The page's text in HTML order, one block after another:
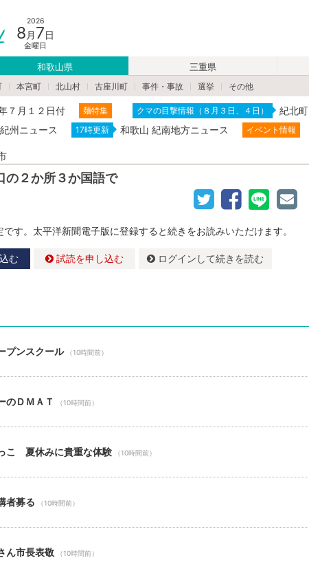
2026
8 月 7日
金曜日
和歌山県 三重県
本宮町 北山村 古座川町 事件・事故 選挙 その他
７月１２日付 麺特集 クマの目撃情報（８月３日、４日） 紀北町
州ニュース 17時更新 和歌山 紀南地方ニュース イベント情報
２か所３か国語で
す。太平洋新聞電子版に登録すると続きをお読みいただけます。
む 試読を申し込む ログインして続きを読む
ンスクール （10時間前）
のＤＭＡＴ （10時間前）
こ 夏休みに貴重な体験 （10時間前）
者募る （10時間前）
ん市長表敬 （10時間前）